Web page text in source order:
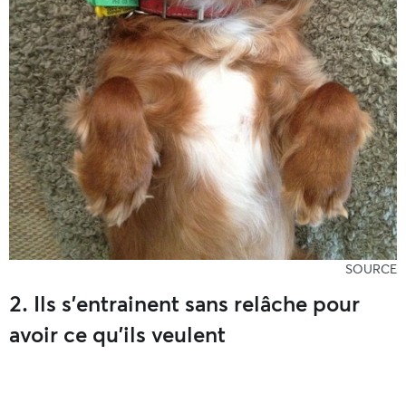
SOURCE
2. Ils s’entrainent sans relâche pour
avoir ce qu’ils veulent